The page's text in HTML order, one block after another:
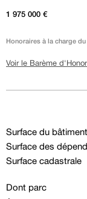
1 975 000 €
Honoraires à la charge
Voir le Barème
Surface du
Surface des
Surface cadastrale
Dont parc